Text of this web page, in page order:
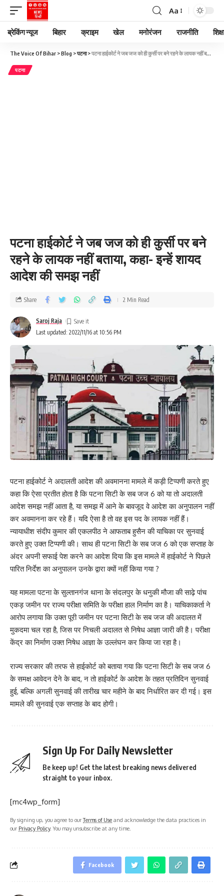
Aa
ब्रेकिंग न्यूज बिहार क्राइम खेल मनोरंजन राजनीति
The Voice Of Bihar >Blog >पटना>पटना हाईकोर्ट ने जब जज को ही कुर्सी पर बने रहने के लायक नहीं बताया, कहा- इन्हें शायद आदेश की समझ नहीं
पटना
पटना हाईकोर्ट ने जब जज को ही कुर्सी पर बने
रहने के लायक नहीं बताया, कहा- इन्हें शायद
आदेश की समझ नहीं
Last updated: 2022/11/16 at 10:56 PM
Saroj Raja
Share 2 Min Read
पटना हाईकोर्ट ने अदालती आदेश की अवमानना मामले में कड़ी टिप्पणी करते हुए
कहा कि ऐसा प्रतीत होता है कि पटना सिटी के सब जज 6 को या तो अदालती
आदेश समझ नहीं आता है, या समझ में आने के बावजूद वे आदेश का अनुपालन नहीं
कर अवमानना कर रहे हैं। यदि ऐसा है तो वह इस पद के लायक नहीं हैं।
न्यायाधीश संदीप कुमार की एकलपीठ ने आफताब हुसैन की याचिका पर सुनवाई
करते हुए उक्त टिप्पणी की। साथ ही पटना सिटी के सब जज 6 को एक सप्ताह के
अंदर अपनी सफाई पेश करने का आदेश दिया कि इस मामले में हाईकोर्ट ने पिछले
पारित निर्देश का अनुपालन उनके द्वारा क्यों नहीं किया गया ?
यह मामला पटना के सुल्तानगंज थाना के संदलपुर के धनुकी मौजा की साढ़े पांच
एकड़ जमीन पर राज्य परीक्षा समिति के परीक्षा हाल निर्माण का है। याचिकाकर्ता ने
आरोप लगाया कि उक्त पूरी जमीन पर पटना सिटी के सब जज की अदालत में
मुकदमा चल रहा है, जिस पर निचली अदालत से निषेध आज्ञा जारी की है। परीक्षा
केंद्र का निर्माण उक्त निषेध आज्ञा के उल्लंघन कर किया जा रहा है।
राज्य सरकार की तरफ से हाईकोर्ट को बताया गया कि पटना सिटी के सब जज 6
के समक्ष आवेदन देने के बाद, न तो हाईकोर्ट के आदेश के तहत प्रतिदिन सुनवाई
हुई, बल्कि अगली सुनवाई की तारीख चार महीने के बाद निर्धारित कर दी गई। इस
मामले की सुनवाई एक सप्ताह के बाद होगी।
Sign Up For Daily Newsletter
Be keep up! Get the latest breaking news delivered
straight to your inbox.
[mc4wp_form]
By signing up, you agree to ourTerms of Use and acknowledge the data practices in
our Privacy Policy. You may unsubscribe at any time.
Facebook